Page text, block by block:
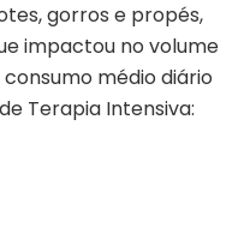
gorros e propés,
impactou no volume
médio diário
Terapia Intensiva: